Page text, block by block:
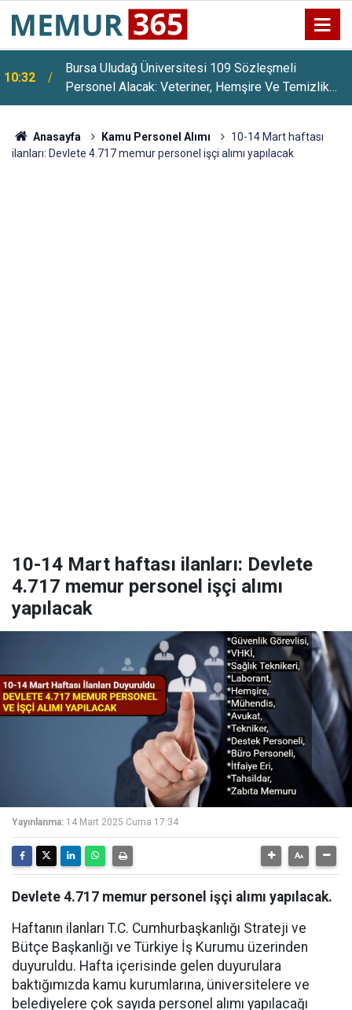
10:32
Bursa Uludağ Üniversitesi 109 Sözleşmeli
Personel Alacak: Veteriner, Hemşire Ve Temizlik
Görevlisi
Anasayfa Kamu Personel Alımı
10-14 Mart haftası
ilanları: Devlete 4.717 memur personel işçi alımı yapılacak
10-14 Mart haftası ilanları: Devlete
4.717 memur personel işçi alımı
yapılacak
Yayınlanma: 14 Mart 2025 Cuma 17:34
Devlete 4.717 memur personel işçi alımı yapılacak.
Haftanın ilanları T.C. Cumhurbaşkanlığı Strateji ve
Bütçe Başkanlığı ve Türkiye İş Kurumu üzerinden
duyuruldu. Hafta içerisinde gelen duyurulara
baktığımızda kamu kurumlarına, üniversitelere ve
belediyelere çok sayıda personel alımı yapılacağı